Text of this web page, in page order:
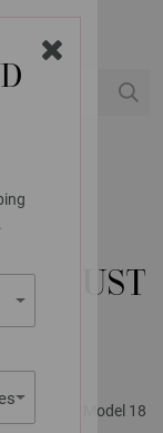
(NL) | Model 18